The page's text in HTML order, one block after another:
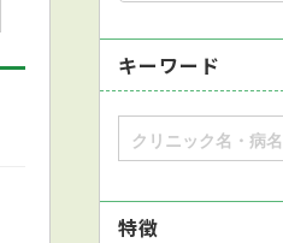
キーワード
特徴